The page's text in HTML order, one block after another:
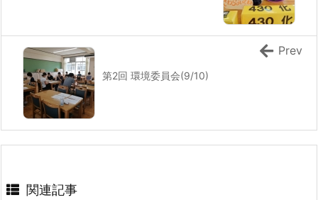
第2回 環境委員会(9/10)
Prev
関連記事